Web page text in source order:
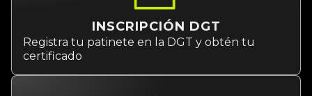
INSCRIPCIÓN DGT
Registra tu patinete en la DGT y obtén tu
certificado